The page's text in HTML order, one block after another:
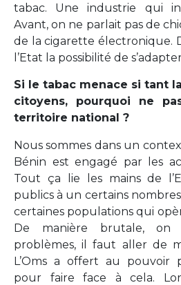
tabac. Une industrie qui
Avant, on ne parlait pas de
de la cigarette électronique.
l’Etat la possibilité de
Si le tabac menace si tant
citoyens, pourquoi ne
territoire national ?
Nous sommes dans un
Bénin est engagé par les
Tout ça lie les mains de
publics à un certains nombres
certaines populations qui
De manière brutale, on
problèmes, il faut aller de
L’Oms a offert au pouvoir
pour faire face à cela.